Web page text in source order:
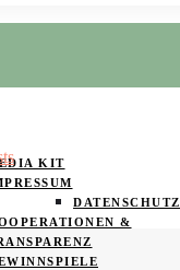
KIT
DATENSCHUTZ
&